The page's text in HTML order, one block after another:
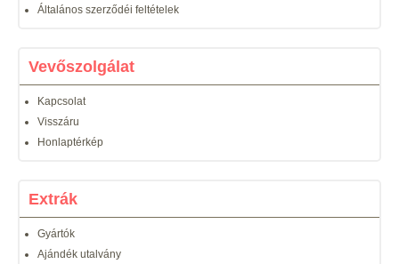
Általános szerződéi feltételek
Vevőszolgálat
Kapcsolat
Visszáru
Honlaptérkép
Extrák
Gyártók
Ajándék utalvány